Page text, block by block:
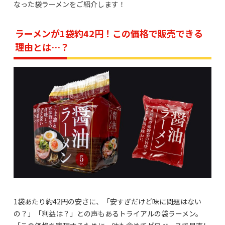
なった袋ラーメンをご紹介します！
ラーメンが1袋約42円！この価格で販売できる
理由とは…？
1袋あたり約42円の安さに、「安すぎだけど味に問題はない
の？」「利益は？」との声もあるトライアルの袋ラーメン。